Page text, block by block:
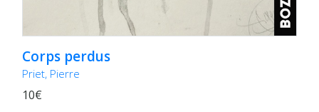
Corps perdus
Priet, Pierre
10€